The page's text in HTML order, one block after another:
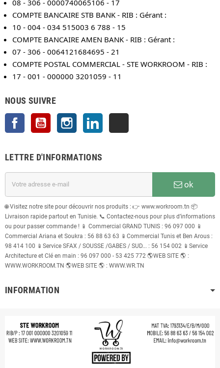
08 - 306 - 0000740065106 - 17
COMPTE BANCAIRE STB BANK - RIB : Gérant :
10 - 004 - 034 515003 6 788 - 15
COMPTE BANCAIRE AMEN BANK - RIB : Gérant :
07 - 306 - 0064121684695 - 21
COMPTE POSTAL COMMERCIAL - STE WORKROOM - RIB :
17 - 001 - 000000 3201059 - 11
NOUS SUIVRE
Facebook YouTube Instagram
LETTRE D'INFORMATIONS
ok
🌐 Visitez notre site pour découvrir nos produits : 👉 www.workroom.tn 📦
Livraison rapide partout en Tunisie. 📞 Contactez-nous pour plus d’informations
ou pour passer commande ! 📱 Commercial GRAND TUNIS : 96 097 000 📱
Commercial Ariana et Soukra : 56 88 63 63 📱Commercial Tunis et Ben Arous :
98 414 100 📱Service SFAX / SOUSSE /GABES / SUD... : 56 154 002 📱Service
Architecture et Clé en main : 96 097 000 - 53 425 772 🌎WEB SITE 🌎 :
WWW.WORKROOM.TN 🌎WEB SITE 🌎 : WWW.WR.TN
INFORMATION